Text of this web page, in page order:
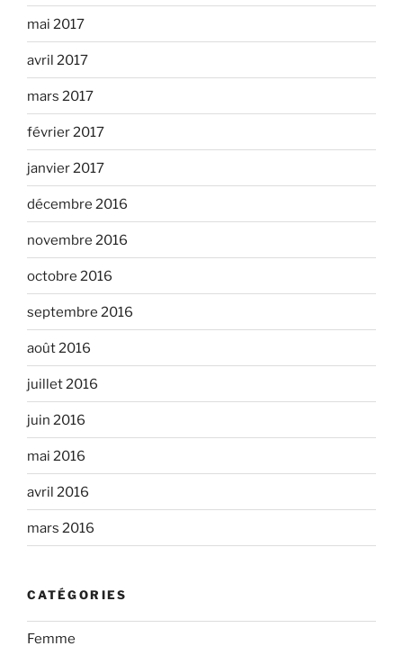
mai 2017
avril 2017
mars 2017
février 2017
janvier 2017
décembre 2016
novembre 2016
octobre 2016
septembre 2016
août 2016
juillet 2016
juin 2016
mai 2016
avril 2016
mars 2016
CATÉGORIES
Femme